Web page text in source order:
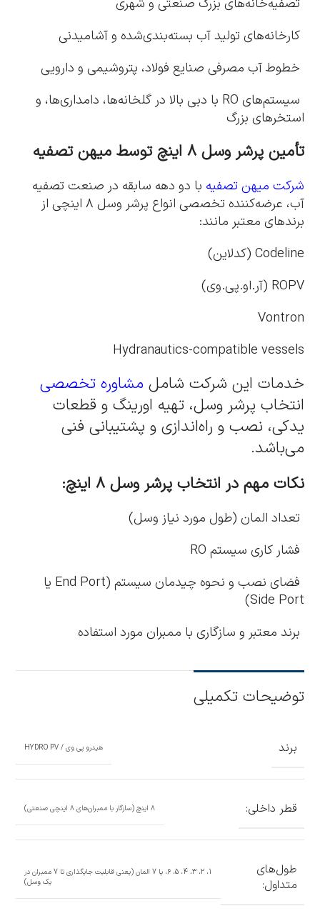
تصفیه‌خانه‌های بزرگ صنعتی و شهری
کارخانه‌های تولید آب بسته‌بندی‌شده و آشامیدنی
خطوط آب مصرفی صنایع فولاد، پتروشیمی و دارویی
سیستم‌های RO با دبی بالا در گلخانه‌ها، دامداری‌ها، و
استخرهای بزرگ
تأمین پرشر وسل ۸ اینچ توسط میهن تصفیه
شرکت میهن تصفیه با دو دهه سابقه در صنعت تصفیه
آب، عرضه‌کننده تخصصی انواع پرشر وسل ۸ اینچی از
برندهای معتبر مانند:
Codeline (کدلاین)
ROPV (آر.او.پی.وی)
Vontron
Hydranautics-compatible vessels
خدمات این شرکت شامل مشاوره تخصصی
انتخاب پرشر وسل، تهیه اورینگ و قطعات
یدکی، نصب و راه‌اندازی و پشتیبانی فنی
می‌باشد.
نکات مهم در انتخاب پرشر وسل ۸ اینچ:
تعداد المان (طول مورد نیاز وسل)
فشار کاری سیستم RO
فضای نصب و نحوه چیدمان سیستم (End Port یا
Side Port)
برند معتبر و سازگاری با ممبران مورد استفاده
توضیحات تکمیلی
برند هیدرو پی وی / HYDRO PV
قطر داخلی: ۸ اینچ (سازگار با ممبران‌های ۸ اینچی صنعتی)
طول‌های
متداول:
1، 2، 3، 4، 5، 6، یا 7 المان (یعنی قابلیت جایگذاری تا 7 ممبران در
یک وسل)